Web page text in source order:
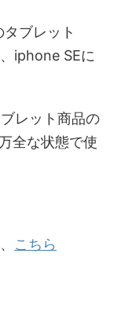
ブレット
iphone SEに
レット商品の
全な状態で使
こちら